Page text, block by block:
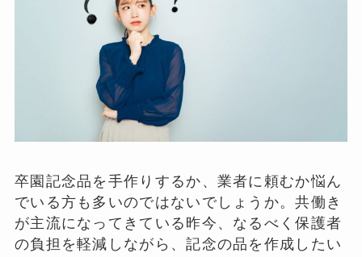
卒園記念品を手作りするか、業者に頼むか悩ん
でいる方も多いのではないでしょうか。共働き
が主流になってきている昨今、なるべく保護者
の負担を軽減しながら、記念の品を作成したい